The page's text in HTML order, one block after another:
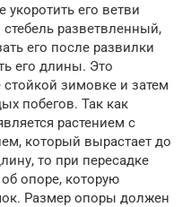
его ветви
разветвленный,
его после развилки
его длины. Это
стойкой зимовке и затем
побегов. Так как
растением с
который вырастает до
то при пересадке
опоре, которую
Размер опоры должен